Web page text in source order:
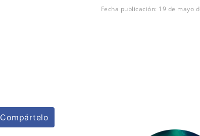
Fecha publicación: 19 de mayo
Compártelo